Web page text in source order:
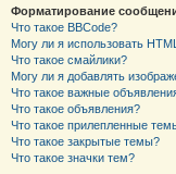
Форматирование
Что такое BBCode?
Могу ли я использовать
Что такое смайлики?
Могу ли я добавлять
Что такое важные
Что такое объявления?
Что такое прилепленные
Что такое закрытые темы?
Что такое значки тем?